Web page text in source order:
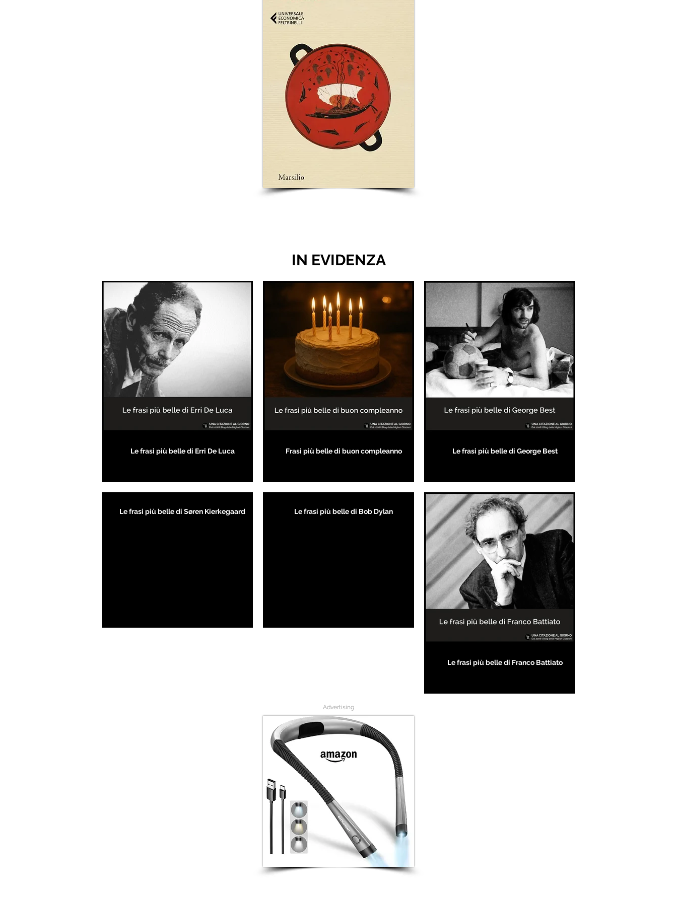
IN EVIDENZA
Le frasi più belle di Erri De Luca Frasi più belle di buon compleanno Le frasi più belle di George Best
Le frasi più belle di Søren Kierkegaard Le frasi più belle di Bob Dylan
Le frasi più belle di Franco Battiato
Advertising